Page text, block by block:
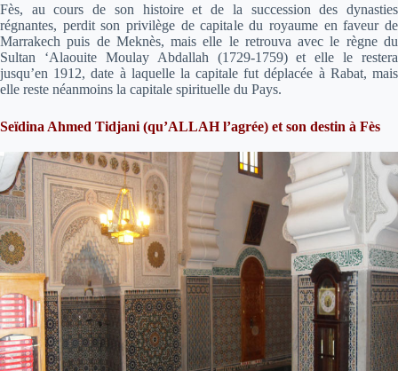
Fès, au cours de son histoire et de la succession des dynasties
régnantes, perdit son privilège de capitale du royaume en faveur de
Marrakech puis de Meknès, mais elle le retrouva avec le règne du
Sultan ‘Alaouite Moulay Abdallah (1729-1759) et elle le restera
jusqu’en 1912, date à laquelle la capitale fut déplacée à Rabat, mais
elle reste néanmoins la capitale spirituelle du Pays.
Seïdina Ahmed Tidjani (qu’ALLAH l’agrée) et son destin à Fès